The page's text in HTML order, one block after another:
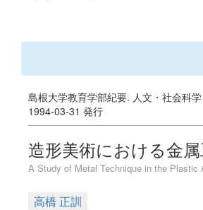
島根大学教育学部紀要. 人文・社会科
1994-03-31 発行
造形美術における金
A Study of Metal Technique in the Plastic
高橋 正訓